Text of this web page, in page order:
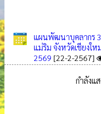
แผนพัฒนาบุคลากร 3
แม่ริม จังหวัดเชียงใ
2569 [22-2-2567]
กำลังแ